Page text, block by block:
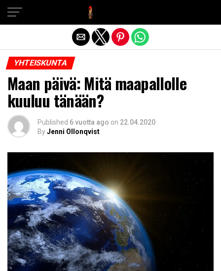
YHTEISKUNTA
Maan päivä: Mitä maapallolle
kuuluu tänään?
Published 6 vuotta ago on 22.04.2020
ByJenni Ollonqvist
Exit mobile version